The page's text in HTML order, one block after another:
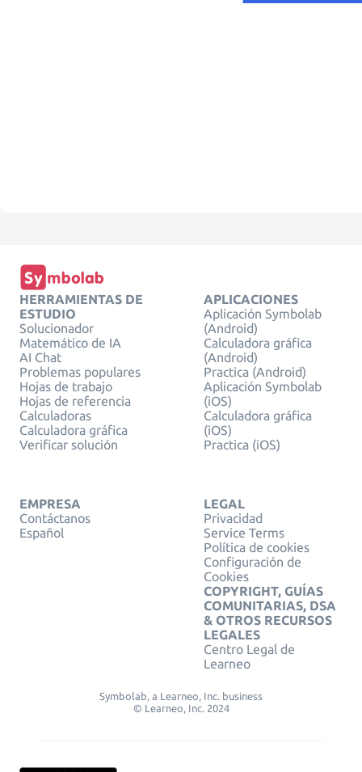
HERRAMIENTAS DE
ESTUDIO
Solucionador
Matemático de IA
AI Chat
Problemas populares
Hojas de trabajo
Hojas de referencia
Calculadoras
Calculadora gráfica
Verificar solución
APLICACIONES
Aplicación Symbolab
(Android)
Calculadora gráfica
(Android)
Practica (Android)
Aplicación Symbolab
(iOS)
Calculadora gráfica
(iOS)
Practica (iOS)
EMPRESA
Contáctanos
Español
LEGAL
Privacidad
Service Terms
Política de cookies
Configuración de
Cookies
COPYRIGHT, GUÍAS
COMUNITARIAS, DSA
& OTROS RECURSOS
LEGALES
Centro Legal de
Learneo
Symbolab, a Learneo, Inc. business
© Learneo, Inc. 2024